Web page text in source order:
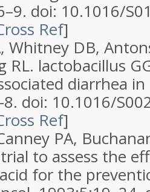
doi: 10.1016/
Ref]
Whitney DB,
RL. lactobacillus
diarrhea
doi: 10.1016/
Ref]
PA,
to assess the
for the